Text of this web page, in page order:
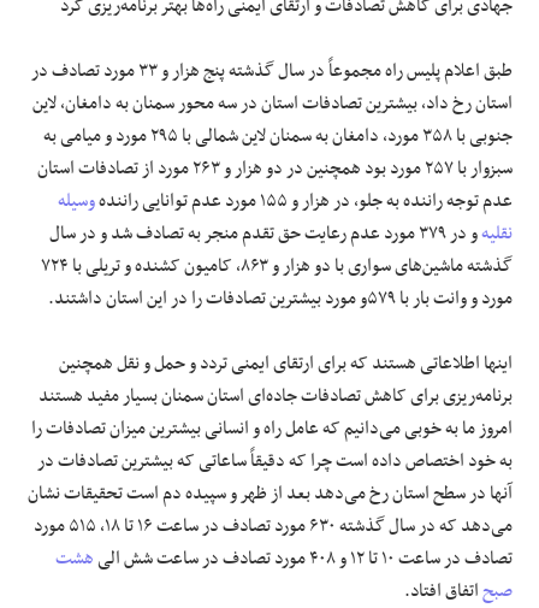
طبق اعلام پلیس راه مجموعاً در سال گذشته پنج هزار و ۳۳ مورد تصادف در
استان رخ داد، بیشترین تصادفات استان در سه محور سمنان به دامغان، لاین
جنوبی با ۳۵۸ مورد، دامغان به سمنان لاین شمالی با ۲۹۵ مورد و میامی به
سبزوار با ۲۵۷ مورد بود همچنین در دو هزار و ۲۶۳ مورد از تصادفات استان
عدم توجه راننده به جلو، در هزار و ۱۵۵ مورد عدم توانایی راننده
وسیله
نقلیه
و در ۳۷۹ مورد عدم رعایت حق تقدم منجر به تصادف شد و در سال
گذشته ماشین‌های سواری با دو هزار و ۸۶۳، کامیون کشنده و تریلی با ۷۲۴
مورد و وانت بار با ۵۷۹و مورد بیشترین تصادفات را در این استان داشتند.
اینها اطلاعاتی هستند که برای ارتقای ایمنی تردد و حمل و نقل همچنین
برنامه‌ریزی برای کاهش تصادفات جاده‌ای استان سمنان بسیار مفید هستند
امروز ما به خوبی می‌دانیم که عامل راه و انسانی بیشترین میزان تصادفات را
به خود اختصاص داده است چرا که دقیقاً ساعاتی که بیشترین تصادفات در
آنها در سطح استان رخ می‌دهد بعد از ظهر و سپیده دم است تحقیقات نشان
می‌دهد که در سال گذشته ۶۳۰ مورد تصادف در ساعت ۱۶ تا ۱۸، ۵۱۵ مورد
تصادف در ساعت ۱۰ تا ۱۲ و ۴۰۸ مورد تصادف در ساعت شش الی
هشت
صبحاتفاق افتاد.